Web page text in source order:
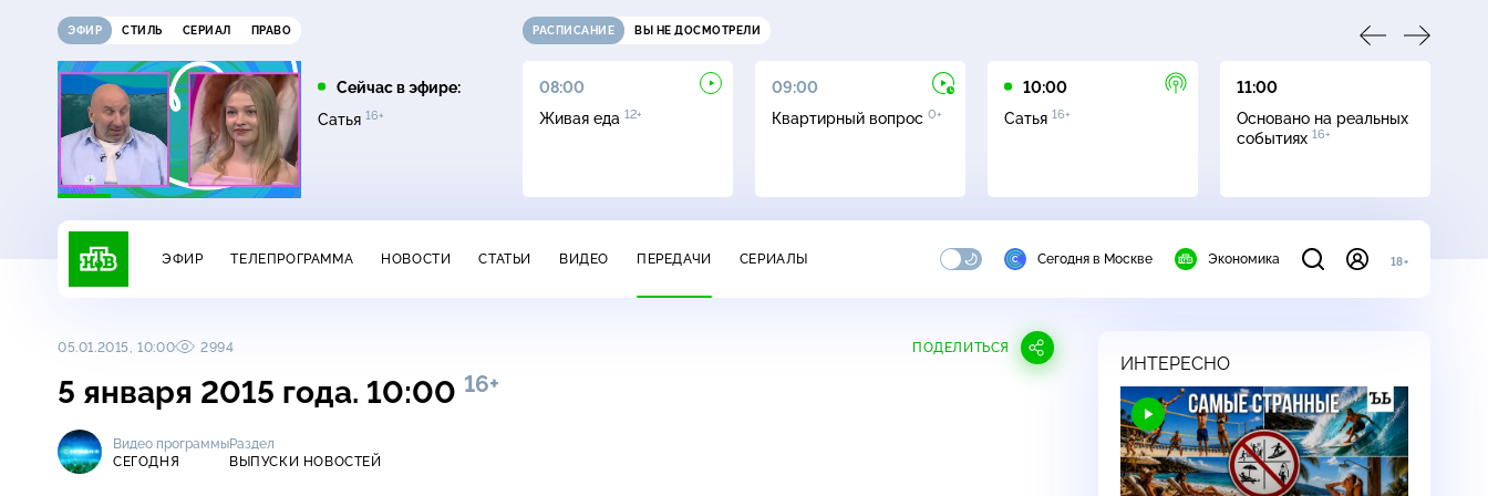
ЭФИР СТИЛЬ СЕРИАЛ ПРАВО
Сейчас в эфире:
Сатья 16+
РАСПИСАНИЕ ВЫ НЕ ДОСМОТРЕЛИ
07:00
Сегодня
07:20
Главная дорога
08:00
Живая еда 12+
09:00
Квартирный вопрос 0+
10:00
Сатья 16+
11:00
Основано на реальных
событиях 16+
ЭФИР ТЕЛЕПРОГРАММА НОВОСТИ СТАТЬИ ВИДЕО ПЕРЕДАЧИ СЕРИАЛЫ Сегодня в Москве Экономика 18+
05.01.2015, 10:00 2994 ПОДЕЛИТЬСЯ
5 января 2015 года. 10:00 16+
Видео программы
СЕГОДНЯ
Раздел
ВЫПУСКИ НОВОСТЕЙ
ИНТЕРЕСНО